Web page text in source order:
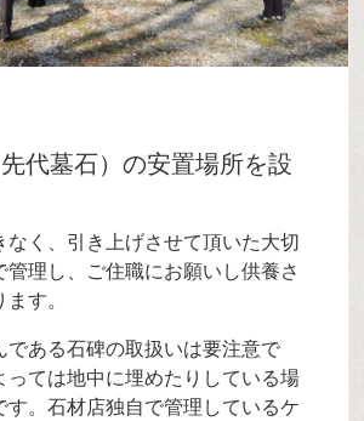
代墓石）の安置場所を設
なく、引き上げさせて頂いた大切
管理し、ご住職にお願いし供養さ
す。
である石碑の取扱いは要注意で
っては地中に埋めたりしている場
す。石材店独自で管理しているケ